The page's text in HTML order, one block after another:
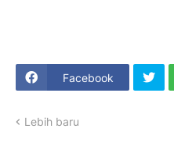
Facebook
Lebih baru